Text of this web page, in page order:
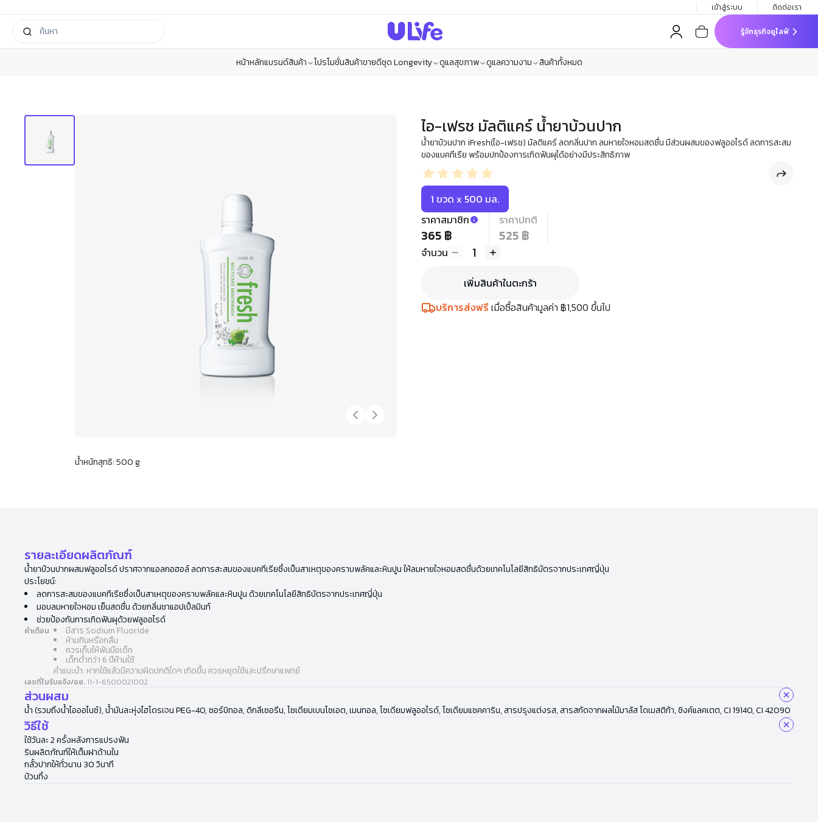
เข้าสู่ระบบ ติดต่อเรา
รู้จักธุรกิจยูไลฟ์
หน้าหลักแบรนด์สินค้า โปรโมชั่นสินค้าขายดีชุด Longevity ดูแลสุขภาพ ดูแลความงาม สินค้าทั้งหมด
น้ำหนักสุทธิ: 500 g
ไอ-เฟรช มัลติแคร์ น้ำยาบ้วนปาก
น้ำยาบ้วนปาก iFresh(ไอ-เฟรช) มัลติแคร์ ลดกลิ่นปาก ลมหายใจหอมสดชื่น มีส่วนผสมของฟลูออไรด์ ลดการสะสม
ของแบคทีเรีย พร้อมปกป้องการเกิดฟันผุได้อย่างมีประสิทธิภาพ
1 ขวด x 500 มล.
ราคาสมาชิก
365 ฿
ราคาปกติ
525 ฿
จำนวน 1
เพิ่มสินค้าในตะกร้า
บริการส่งฟรีเมื่อซื้อสินค้ามูลค่า ฿1,500 ขึ้นไป
รายละเอียดผลิตภัณฑ์
น้ำยาบ้วนปากผสมฟลูออไรด์ ปราศจากแอลกอฮอล์ ลดการสะสมของแบคทีเรียซึ่งเป็นสาเหตุของคราบพลัคและหินปูน ให้ลมหายใจหอมสดชื่นด้วยเทคโนโลยีสิทธิบัตรจากประเทศญี่ปุ่น
ประโยชน์:
ลดการสะสมของแบคทีเรียซึ่งเป็นสาเหตุของคราบพลัคและหินปูน ด้วยเทคโนโลยีสิทธิบัตรจากประเทศญี่ปุ่น
มอบลมหายใจหอม เย็นสดชื่น ด้วยกลิ่นชาแอปเปิ้ลมินท์
ช่วยป้องกันการเกิดฟันผุด้วยฟลูออไรด์
คำเตือน มีสาร Sodium Fluoride
ห้ามกินหรือกลืน
ควรเก็บให้พ้นมือเด็ก
เด็กต่ำกว่า 6 ปีห้ามใช้
คำแนะนำ: หากใช้แล้วมีความผิดปกติใดๆ เกิดขึ้น ควรหยุดใช้และปรึกษาแพทย์
เลขที่ใบรับแจ้ง/อย. 11-1-6500021002
ส่วนผสม
น้ำ (รวมถึงน้ำไอออไนซ์), น้ำมันละหุ่งไฮโดรเจน PEG-40, ซอร์บิทอล, ดิกลีเซอรีน, โซเดียมเบนโซเอต, เมนทอล, โซเดียมฟลูออไรด์, โซเดียมแซคคาริน, สารปรุงแต่งรส, สารสกัดจากผลไม้มาลัส โดเมสติก้า, ซิงค์แลคเตต, CI 19140, CI 42090
วิธีใช้
ใช้วันละ 2 ครั้งหลังการแปรงฟัน
รินผลิตภัณฑ์ให้เต็มฝาด้านใน
กลั้วปากให้ทั่วนาน 30 วินาที
บ้วนทิ้ง